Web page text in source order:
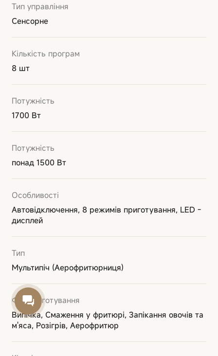
Тип управління
Сенсорне
Кількість програм
8 шт
Потужність
1700 Вт
Потужність
понад 1500 Вт
Особливості
Автовідключення, 8 режимів приготування, LED -
дисплей
Тип
Мультипіч (Аерофритюрниця)
Функції готування
Випічка, Смаження у фритюрі, Запікання овочів та
м'яса, Розігрів, Аерофритюр